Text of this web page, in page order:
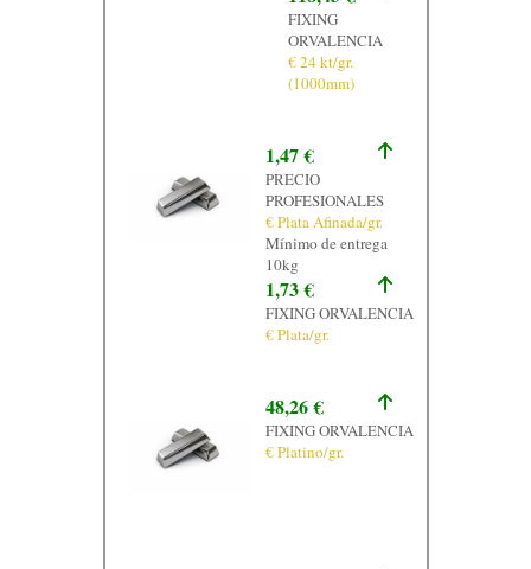
FIXING
ORVALENCIA
€ 24 kt/gr.
(1000mm)
1,47 €
PRECIO
PROFESIONALES
€ Plata Afinada/gr.
Mínimo de entrega
10kg
1,73 €
FIXING ORVALENCIA
€ Plata/gr.
48,26 €
FIXING ORVALENCIA
€ Platino/gr.